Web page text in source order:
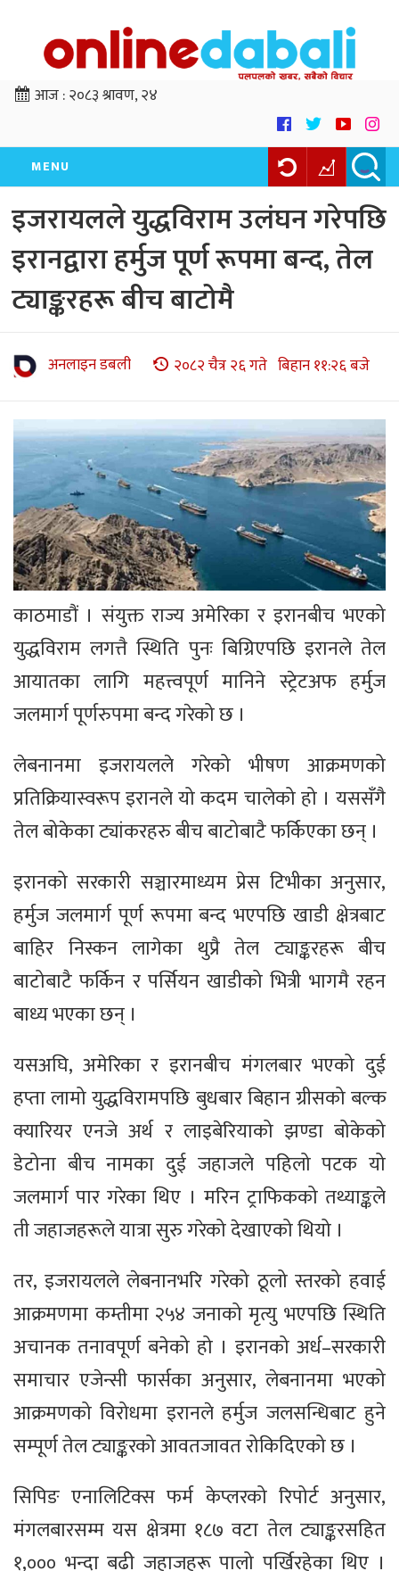
आज :२०८३ श्रावण, २४
MENU
इजरायलले युद्धविराम उलंघन गरेपछि
इरानद्वारा हर्मुज पूर्ण रूपमा बन्द, तेल
ट्याङ्करहरू बीच बाटोमै
अनलाइन डबली २०८२ चैत्र २६ गते बिहान ११:२६ बजे
काठमाडौं । संयुक्त राज्य अमेरिका र इरानबीच भएको
युद्धविराम लगत्तै स्थिति पुनः बिग्रिएपछि इरानले तेल
आयातका लागि महत्त्वपूर्ण मानिने स्ट्रेटअफ हर्मुज
जलमार्ग पूर्णरुपमा बन्द गरेको छ ।
लेबनानमा इजरायलले गरेको भीषण आक्रमणको
प्रतिक्रियास्वरूप इरानले यो कदम चालेको हो । यससँगै
तेल बोकेका ट्यांकरहरु बीच बाटोबाटै फर्किएका छन् ।
इरानको सरकारी सञ्चारमाध्यम प्रेस टिभीका अनुसार,
हर्मुज जलमार्ग पूर्ण रूपमा बन्द भएपछि खाडी क्षेत्रबाट
बाहिर निस्कन लागेका थुप्रै तेल ट्याङ्करहरू बीच
बाटोबाटै फर्किन र पर्सियन खाडीको भित्री भागमै रहन
बाध्य भएका छन् ।
यसअघि, अमेरिका र इरानबीच मंगलबार भएको दुई
हप्ता लामो युद्धविरामपछि बुधबार बिहान ग्रीसको बल्क
क्यारियर एनजे अर्थ र लाइबेरियाको झण्डा बोकेको
डेटोना बीच नामका दुई जहाजले पहिलो पटक यो
जलमार्ग पार गरेका थिए । मरिन ट्राफिकको तथ्याङ्कले
ती जहाजहरूले यात्रा सुरु गरेको देखाएको थियो ।
तर, इजरायलले लेबनानभरि गरेको ठूलो स्तरको हवाई
आक्रमणमा कम्तीमा २५४ जनाको मृत्यु भएपछि स्थिति
अचानक तनावपूर्ण बनेको हो । इरानको अर्ध–सरकारी
समाचार एजेन्सी फार्सका अनुसार, लेबनानमा भएको
आक्रमणको विरोधमा इरानले हर्मुज जलसन्धिबाट हुने
सम्पूर्ण तेल ट्याङ्करको आवतजावत रोकिदिएको छ ।
सिपिङ एनालिटिक्स फर्म केप्लरको रिपोर्ट अनुसार,
मंगलबारसम्म यस क्षेत्रमा १८७ वटा तेल ट्याङ्करसहित
१,००० भन्दा बढी जहाजहरू पालो पर्खिरहेका थिए ।